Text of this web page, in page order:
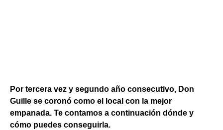
Por tercera vez y segundo año consecutivo, Don
Guille se coronó como el local con la mejor
empanada. Te contamos a continuación dónde y
cómo puedes conseguirla.